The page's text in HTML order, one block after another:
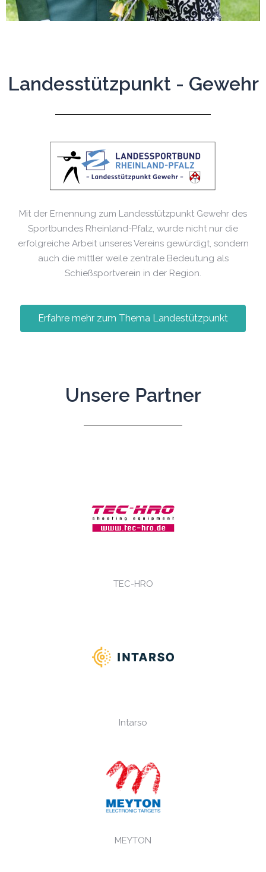
Landesstützpunkt - Gewehr
Mit der Ernennung zum Landesstützpunkt Gewehr des
Sportbundes Rheinland-Pfalz, wurde nicht nur die
erfolgreiche Arbeit unseres Vereins gewürdigt, sondern
auch die mittler weile zentrale Bedeutung als
Schießsportverein in der Region.
Erfahre mehr zum Thema Landestützpunkt
Unsere Partner
TEC-HRO
Intarso
MEYTON